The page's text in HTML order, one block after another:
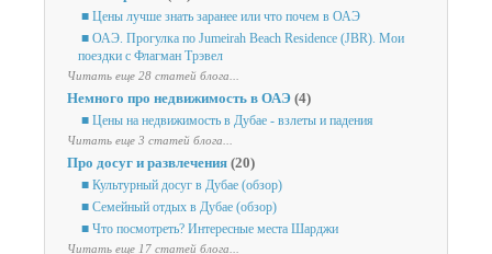
■ Цены лучше знать заранее или что почем в ОАЭ
■ ОАЭ. Прогулка по Jumeirah Beach Residence (JBR). Мои
поездки с Флагман Трэвел
Читать еще 28 статей блога...
Немного про недвижимость в ОАЭ (4)
■ Цены на недвижимость в Дубае - взлеты и падения
Читать еще 3 статей блога...
Про досуг и развлечения (20)
■ Культурный досуг в Дубае (обзор)
■ Семейный отдых в Дубае (обзор)
■ Что посмотреть? Интересные места Шарджи
Читать еще 17 статей блога...